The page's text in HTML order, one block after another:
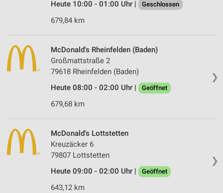
Heute 10:00 - 01:00 Uhr |
Geschlossen
679,84 km
❯
McDonald's Rheinfelden (Baden)
Großmattstraße 2
79618 Rheinfelden (Baden)
Heute 08:00 - 02:00 Uhr |
Geöffnet
679,68 km
❯
McDonald's Lottstetten
Kreuzäcker 6
79807 Lottstetten
Heute 09:00 - 02:00 Uhr |
Geöffnet
643,12 km